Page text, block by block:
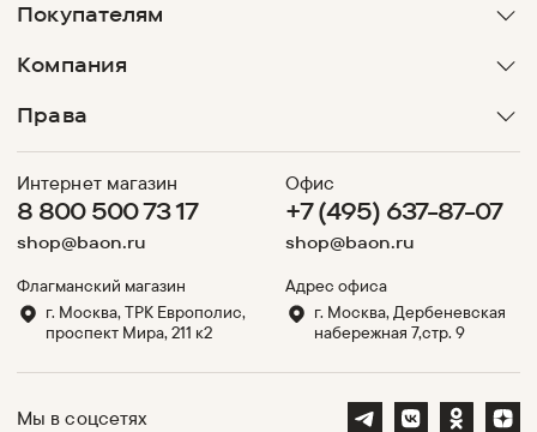
Покупателям
Компания
Права
Интернет магазин
8 800 500 73 17
shop@baon.ru
Флагманский магазин
г. Москва, ТРК Европолис,
проспект Мира, 211 к2
Офис
+7 (495) 637-87-07
shop@baon.ru
Адрес офиса
г. Москва, Дербеневская
набережная 7,стр. 9
Мы в соцсетях